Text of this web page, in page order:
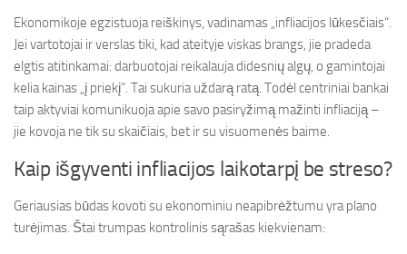
Ekonomikoje egzistuoja reiškinys, vadinamas „infliacijos lūkesčiais“.
Jei vartotojai ir verslas tiki, kad ateityje viskas brangs, jie pradeda
elgtis atitinkamai: darbuotojai reikalauja didesnių algų, o gamintojai
kelia kainas „į priekį“. Tai sukuria uždarą ratą. Todėl centriniai bankai
taip aktyviai komunikuoja apie savo pasiryžimą mažinti infliaciją –
jie kovoja ne tik su skaičiais, bet ir su visuomenės baime.
Kaip išgyventi infliacijos laikotarpį be streso?
Geriausias būdas kovoti su ekonominiu neapibrėžtumu yra plano
turėjimas. Štai trumpas kontrolinis sąrašas kiekvienam: